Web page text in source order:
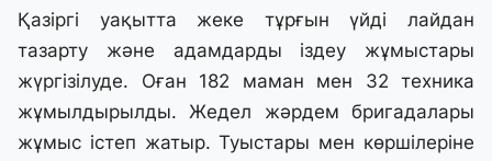
Қазіргі уақытта жеке тұрғын үйді лайдан
тазарту және адамдарды іздеу жұмыстары
жүргізілуде. Оған 182 маман мен 32 техника
жұмылдырылды. Жедел жәрдем бригадалары
жұмыс істеп жатыр. Туыстары мен көршілеріне